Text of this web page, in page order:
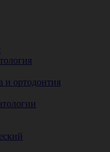
и ортодонтия